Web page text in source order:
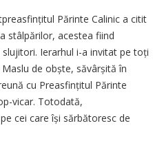
Părinte Calinic a citit
stâlpărilor, acestea fiind
Ierarhul i-a invitat pe toți
de obște, săvârșită în
cu Preasfințitul Părinte
vicar. Totodată,
cei care își sărbătoresc de